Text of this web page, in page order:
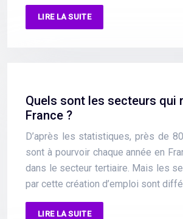
LIRE LA SUITE
Quels sont les secteurs qui
France ?
D’après les statistiques, près de
sont à pourvoir chaque année en
dans le secteur tertiaire. Mais les
par cette création d’emploi sont
LIRE LA SUITE